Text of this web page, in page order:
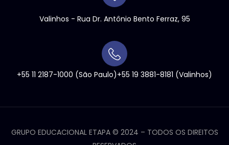
Valinhos - Rua Dr. Antônio Bento Ferraz, 95
+55 11 2187-1000 (São Paulo)+55 19 3881-8181 (Valinhos)
GRUPO EDUCACIONAL ETAPA © 2024 – TODOS OS DIREITOS